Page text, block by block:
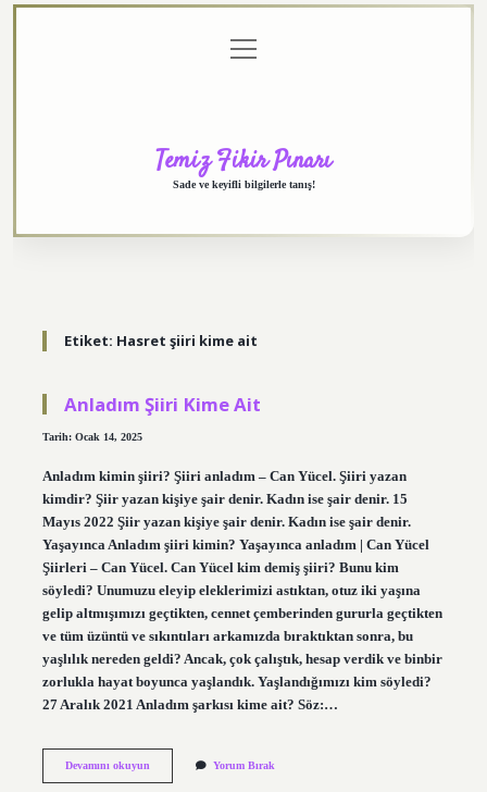
menüyü
aç
Temiz Fikir Pınarı
Sade ve keyifli bilgilerle tanış!
Etiket: Hasret şiiri kime ait
Anladım Şiiri Kime Ait
Tarih: Ocak 14, 2025
Anladım kimin şiiri? Şiiri anladım – Can Yücel. Şiiri yazan
kimdir? Şiir yazan kişiye şair denir. Kadın ise şair denir. 15
Mayıs 2022 Şiir yazan kişiye şair denir. Kadın ise şair denir.
Yaşayınca Anladım şiiri kimin? Yaşayınca anladım | Can Yücel
Şiirleri – Can Yücel. Can Yücel kim demiş şiiri? Bunu kim
söyledi? Unumuzu eleyip eleklerimizi astıktan, otuz iki yaşına
gelip altmışımızı geçtikten, cennet çemberinden gururla geçtikten
ve tüm üzüntü ve sıkıntıları arkamızda bıraktıktan sonra, bu
yaşlılık nereden geldi? Ancak, çok çalıştık, hesap verdik ve binbir
zorlukla hayat boyunca yaşlandık. Yaşlandığımızı kim söyledi?
27 Aralık 2021 Anladım şarkısı kime ait? Söz:…
Devamını okuyunAnladım
Yorum Bırak